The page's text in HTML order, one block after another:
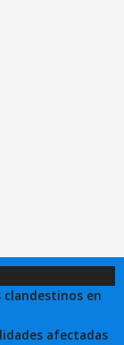
en
afectadas